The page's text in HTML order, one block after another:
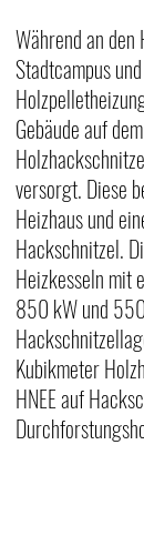
Während an den
Stadtcampus
Gebäude auf
versorgt. Diese
Heizhaus und
Hackschnitzel.
Heizkesseln mit
850 kW und
Kubikmeter
HNEE auf